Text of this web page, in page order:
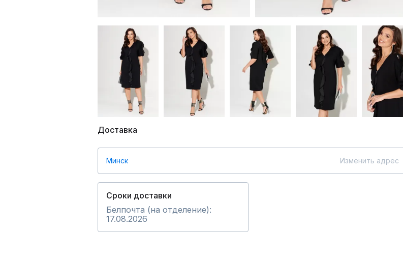
Доставка
Минск Изменить адрес
Сроки доставки
Белпочта (на отделение):
17.08.2026